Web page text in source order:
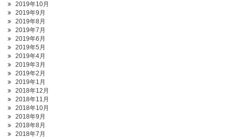
2019年10月
2019年9月
2019年8月
2019年7月
2019年6月
2019年5月
2019年4月
2019年3月
2019年2月
2019年1月
2018年12月
2018年11月
2018年10月
2018年9月
2018年8月
2018年7月